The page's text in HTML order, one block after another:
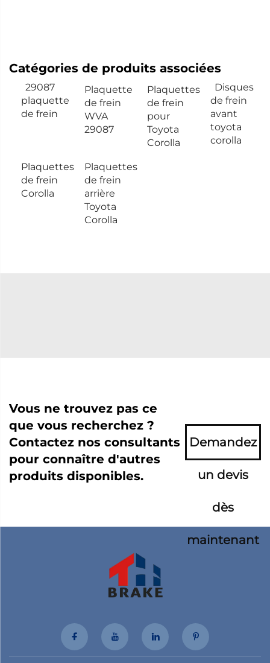
Catégories de produits associées
29087
plaquette
de frein
Plaquette
de frein
WVA
29087
Plaquettes
de frein
pour
Toyota
Corolla
Disques
de frein
avant
toyota
corolla
Plaquettes
de frein
Corolla
Plaquettes
de frein
arrière
Toyota
Corolla
Vous ne trouvez pas ce
que vous recherchez ?
Contactez nos consultants
pour connaître d'autres
produits disponibles.
Demandez
un devis
dès
maintenant